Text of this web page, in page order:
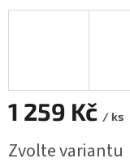
1 259 Kč / ks
cena:
Zvolte variantu